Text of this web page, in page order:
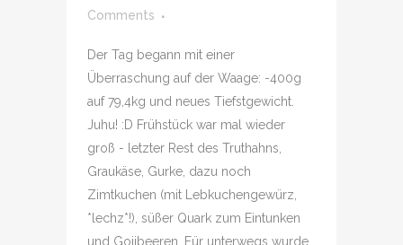
Comments
Der Tag begann mit einer
Überraschung auf der Waage: -400g
auf 79,4kg und neues Tiefstgewicht.
Juhu! :D Frühstück war mal wieder
groß - letzter Rest des Truthahns,
Graukäse, Gurke, dazu noch
Zimtkuchen (mit Lebkuchengewürz,
*lechz*!), süßer Quark zum Eintunken
und Gojibeeren. Für unterwegs wurde